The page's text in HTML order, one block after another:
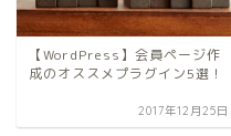
【WordPress】会員ページ作
成のオススメプラグイン5選！
2017年12月25日